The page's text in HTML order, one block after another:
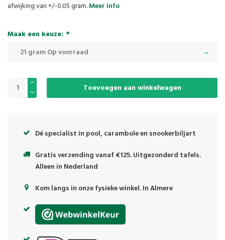
afwijking van +/-0.05 gram.Meer info
Maak een keuze: *
21 gram Op voorraad
Toevoegen aan winkelwagen
Dé specialist in pool, carambole en snookerbiljart
Gratis verzending vanaf €125. Uitgezonderd tafels.
Alleen in Nederland
Kom langs in onze fysieke winkel. In Almere